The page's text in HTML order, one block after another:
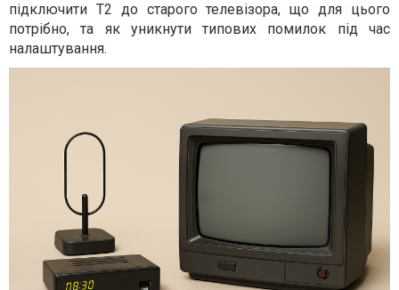
підключити Т2 до старого телевізора, що для цього
потрібно, та як уникнути типових помилок під час
налаштування.